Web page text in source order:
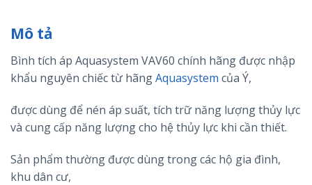
Mô tả
Bình tích áp Aquasystem VAV60 chính hãng được nhập
khẩu nguyên chiếc từ hãngAquasystem của Ý,
được dùng để nén áp suất, tích trữ năng lượng thủy lực
và cung cấp năng lượng cho hệ thủy lực khi cần thiết.
Sản phẩm thường được dùng trong các hộ gia đình,
khu dân cư,